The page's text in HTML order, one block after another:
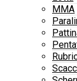
MMA